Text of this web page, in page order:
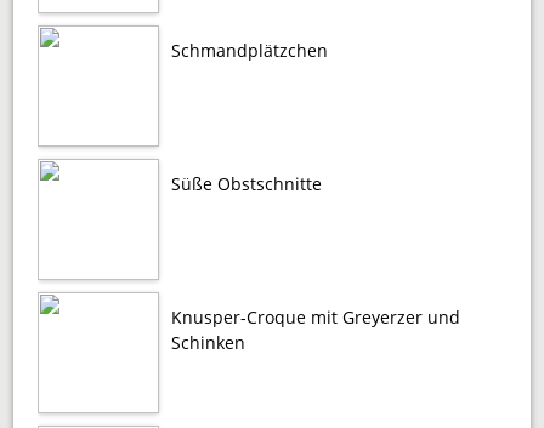
Schmandplätzchen
Süße Obstschnitte
Knusper-Croque mit Greyerzer und
Schinken